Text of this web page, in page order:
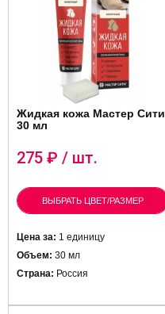
Жидкая кожа Мастер Сити
30 мл
275 ₽ / шт.
ВЫБРАТЬ ЦВЕТ/РАЗМЕР
Цена за: 1 единицу
Объем: 30 мл
Страна: Россия